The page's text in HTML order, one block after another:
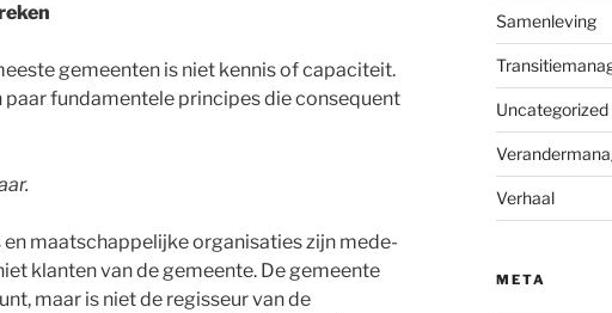
gemeenten is niet kennis of capaciteit.
fundamentele principes die consequent
maatschappelijke organisaties zijn mede-
klanten van de gemeente. De gemeente
maar is niet de regisseur van de
Samenleving
Uncategorized
Verhaal
META